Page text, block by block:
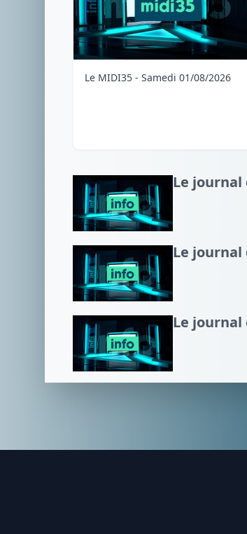
Le MIDI35 - Samedi 01/08/2026
Le journal
Le journal
Le journal